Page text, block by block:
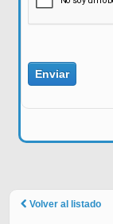
Volver al listado